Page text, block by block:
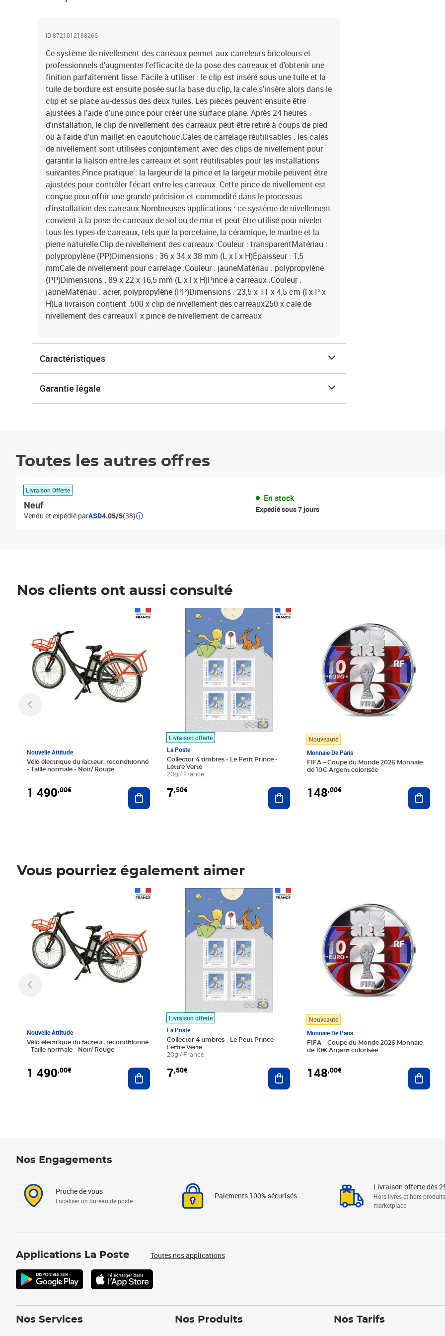
ID 8721012188266
Ce système de nivellement des carreaux permet aux carreleurs bricoleurs et
professionnels d'augmenter l'efficacité de la pose des carreaux et d'obtenir une
finition parfaitement lisse. Facile à utiliser : le clip est inséré sous une tuile et la
tuile de bordure est ensuite posée sur la base du clip, la cale s'insère alors dans le
clip et se place au-dessus des deux tuiles. Les pièces peuvent ensuite être
ajustées à l'aide d'une pince pour créer une surface plane. Après 24 heures
d'installation, le clip de nivellement des carreaux peut être retiré à coups de pied
ou à l'aide d'un maillet en caoutchouc.Cales de carrelage réutilisables : les cales
de nivellement sont utilisées conjointement avec des clips de nivellement pour
garantir la liaison entre les carreaux et sont réutilisables pour les installations
suivantes.Pince pratique : la largeur de la pince et la largeur mobile peuvent être
ajustées pour contrôler l'écart entre les carreaux. Cette pince de nivellement est
conçue pour offrir une grande précision et commodité dans le processus
d'installation des carreaux.Nombreuses applications : ce système de nivellement
convient à la pose de carreaux de sol ou de mur et peut être utilisé pour niveler
tous les types de carreaux, tels que la porcelaine, la céramique, le marbre et la
pierre naturelle.Clip de nivellement des carreaux :Couleur : transparentMatériau :
polypropylène (PP)Dimensions : 36 x 34 x 38 mm (L x l x H)Épaisseur : 1,5
mmCale de nivellement pour carrelage :Couleur : jauneMatériau : polypropylène
(PP)Dimensions : 89 x 22 x 16,5 mm (L x l x H)Pince à carreaux :Couleur :
jauneMatériau : acier, polypropylène (PP)Dimensions : 23,5 x 11 x 4,5 cm (l x P x
H)La livraison contient :500 x clip de nivellement des carreaux250 x cale de
nivellement des carreaux1 x pince de nivellement de carreaux
Caractéristiques
Garantie légale
Toutes les autres offres
Livraison Offerte
Neuf
Vendu et expédié parASD4.05/5(38)
En stock
Expédié sous 7 jours
Nos clients ont aussi consulté
Nouvelle Attitude
Vélo électrique du facteur, reconditionné
- Taille normale - Noir/ Rouge
1 490,00€ Ajouter au panier
Livraison offerte
La Poste
Collector 4 timbres - Le Petit Prince -
Lettre Verte
20g / France
7,50€
Prix 7,50€
Ajouter au panier
Nouveauté
Monnaie De Paris
FIFA – Coupe du Monde 2026 Monnaie
de 10€ Argent colorisée
148,00€
Vous pourriez également aimer
Nouvelle Attitude
Vélo électrique du facteur, reconditionné
- Taille normale - Noir/ Rouge
1 490,00€ Ajouter au panier
Livraison offerte
La Poste
Collector 4 timbres - Le Petit Prince -
Lettre Verte
20g / France
7,50€
Prix 7,50€
Ajouter au panier
Nouveauté
Monnaie De Paris
FIFA – Coupe du Monde 2026 Monnaie
de 10€ Argent colorisée
148,00€
Nos Engagements
Proche de vous
Localiser un bureau de poste
Paiements 100% sécurisés
Livraison offerte dès
Hors livres et hors produits
marketplace
Applications La Poste Toutes nos applications
Nos Services Nos Produits Nos Tarifs